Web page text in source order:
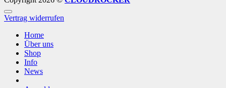
Vertrag widerrufen
Home
Über uns
Shop
Info
News